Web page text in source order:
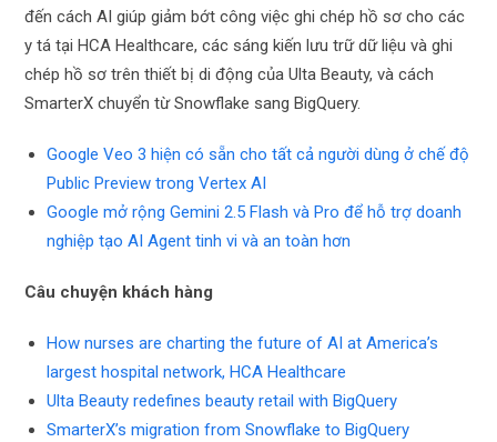
đến cách AI giúp giảm bớt công việc ghi chép hồ sơ cho các
y tá tại HCA Healthcare, các sáng kiến ​​lưu trữ dữ liệu và ghi
chép hồ sơ trên thiết bị di động của Ulta Beauty, và cách
SmarterX chuyển từ Snowflake sang BigQuery.
Google Veo 3 hiện có sẵn cho tất cả người dùng ở chế độ
Public Preview trong Vertex AI
Google mở rộng Gemini 2.5 Flash và Pro để hỗ trợ doanh
nghiệp tạo AI Agent tinh vi và an toàn hơn
Câu chuyện khách hàng
How nurses are charting the future of AI at America’s
largest hospital network, HCA Healthcare
Ulta Beauty redefines beauty retail with BigQuery
SmarterX’s migration from Snowflake to BigQuery